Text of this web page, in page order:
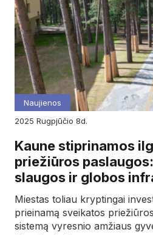
Naujienos
2025
rugpjūčio 8d.
Kaune stiprinamos
priežiūros
slaugos ir globos
Miestas toliau kryptingai
prieinamą sveikatos
sistemą vyresnio amžiaus